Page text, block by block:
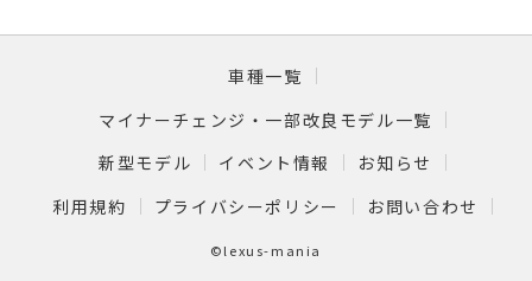
車種一覧
マイナーチェンジ・一部改良モデル一覧
新型モデル
イベント情報
お知らせ
利用規約
プライバシーポリシー お問い合わせ
©lexus-mania